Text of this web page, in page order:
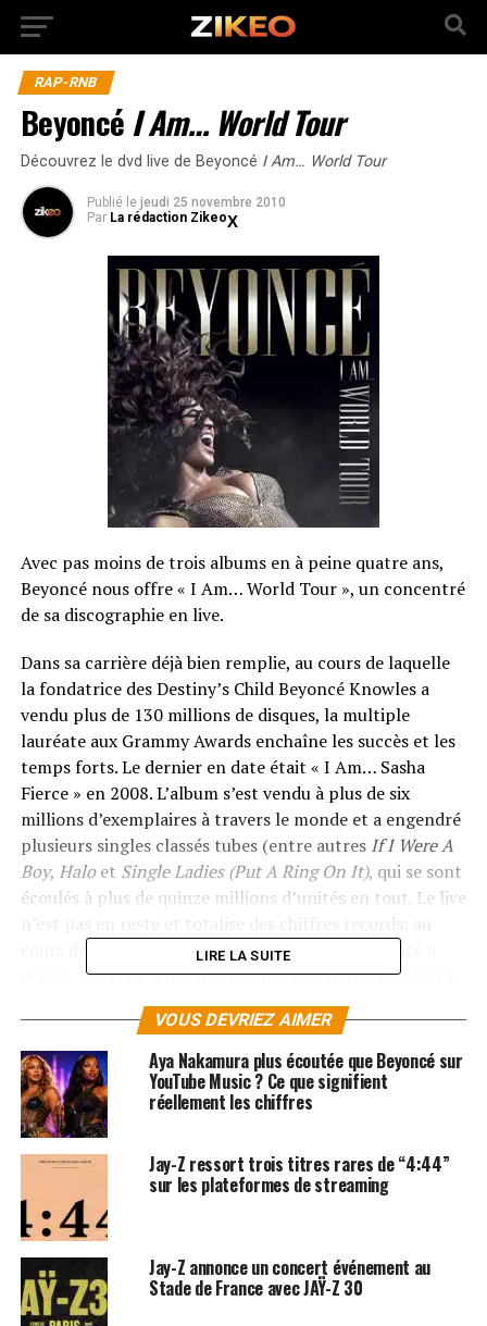
RAP-RNB
Beyoncé I Am… World Tour
Découvrez le dvd live de Beyoncé I Am… World Tour
Publié le jeudi 25 novembre 2010
Par La rédaction Zikeo
Avec pas moins de trois albums en à peine quatre ans,
Beyoncé nous offre « I Am… World Tour », un concentré
de sa discographie en live.
Dans sa carrière déjà bien remplie, au cours de laquelle
la fondatrice des Destiny’s Child Beyoncé Knowles a
vendu plus de 130 millions de disques, la multiple
lauréate aux Grammy Awards enchaîne les succès et les
temps forts. Le dernier en date était « I Am… Sasha
Fierce » en 2008. L’album s’est vendu à plus de six
millions d’exemplaires à travers le monde et a engendré
plusieurs singles classés tubes (entre autres If I Were A
Boy, Haloet Single Ladies (Put A Ring On It), qui se sont
écoulés à plus de quinze millions d’unités en tout. Le live
cours de sa tournée « I Am… World Tour » Beyoncé a
donné 108 concerts dans 78 villes et dans 32 pays sur 6
continents. Ses concerts ont drainé 1,1 millions de fans.
« I Am… World Tour » nous offre un tour d’horizon en
live des plus grands tubes de la diva R’n’B, sorte de best
of musical regroupant les hits de ses trois derniers
albums, « Dangerously in Love » (2003), « B Day » (2006),
et « I Am… Sasha Fierce » (2008).
Sony Music éditera le 26 novembre prochain le DVD « I
Am… World Tour » lequel retrace les moments-clés de
cette gigantesque tournée. Un résumé spectaculaire !
LIRE LA SUITE
VOUS DEVRIEZ AIMER
Aya Nakamura plus écoutée que Beyoncé sur
YouTube Music ? Ce que signifient
réellement les chiffres
Jay-Z ressort trois titres rares de “4:44”
sur les plateformes de streaming
Jay-Z annonce un concert événement au
Stade de France avec JAŸ-Z 30